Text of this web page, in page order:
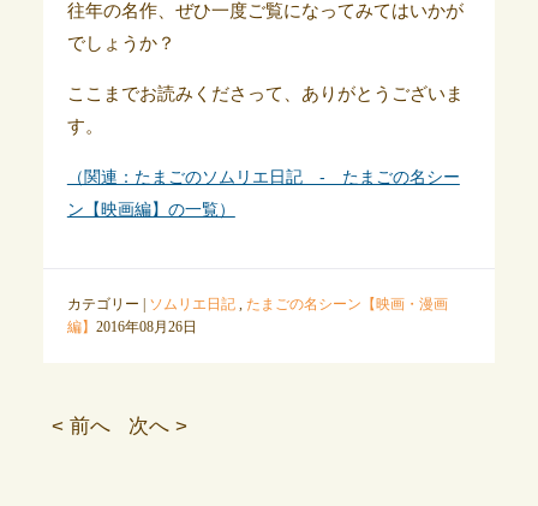
往年の名作、ぜひ一度ご覧になってみてはいかが
でしょうか？
ここまでお読みくださって、ありがとうございま
す。
（関連：たまごのソムリエ日記 - たまごの名シー
ン【映画編】の一覧）
カテゴリー | ソムリエ日記, たまごの名シーン【映画・漫画
編】 2016年08月26日
< 前へ 次へ >